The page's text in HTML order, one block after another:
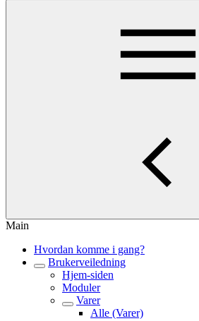
Main
Hvordan komme i gang?
Brukerveiledning
Hjem-siden
Moduler
Varer
Alle (Varer)